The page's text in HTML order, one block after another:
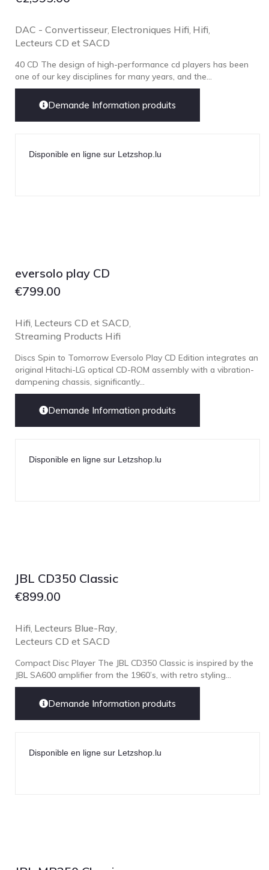
DAC - Convertisseur, Electroniques Hifi Hifi
Lecteurs CD et SACD
40 CD The design of high-performance cd players has been
one of our key disciplines for many years, and the...
Demande Information produits
Disponible en ligne sur Letzshop.lu
eversolo play CD
€799.00
Hifi Lecteurs CD et SACD
Streaming Products Hifi
Discs Spin to Tomorrow Eversolo Play CD Edition integrates an
original Hitachi-LG optical CD-ROM assembly with a vibration-
dampening chassis, significantly...
Demande Information produits
Disponible en ligne sur Letzshop.lu
JBL CD350 Classic
€899.00
Hifi Lecteurs Blue-Ray
Lecteurs CD et SACD
Compact Disc Player The JBL CD350 Classic is inspired by the
JBL SA600 amplifier from the 1960’s, with retro styling...
Demande Information produits
Disponible en ligne sur Letzshop.lu